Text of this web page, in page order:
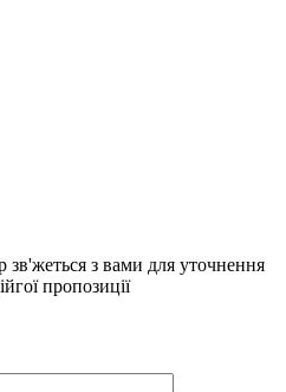
з вами для уточнення
пропозиції